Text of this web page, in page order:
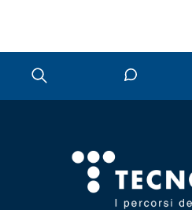
CONTATORI
ACQUA E
CONTATORI GAS
CASSETTE PER
CONTATORI